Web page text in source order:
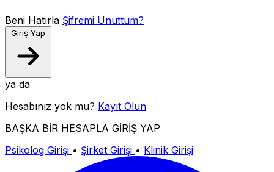
Beni Hatırla Şifremi Unuttum?
Giriş Yap
ya da
Hesabınız yok mu? Kayıt Olun
BAŞKA BİR HESAPLA GİRİŞ YAP
Psikolog Girişi • Şirket Girişi • Klinik Girişi